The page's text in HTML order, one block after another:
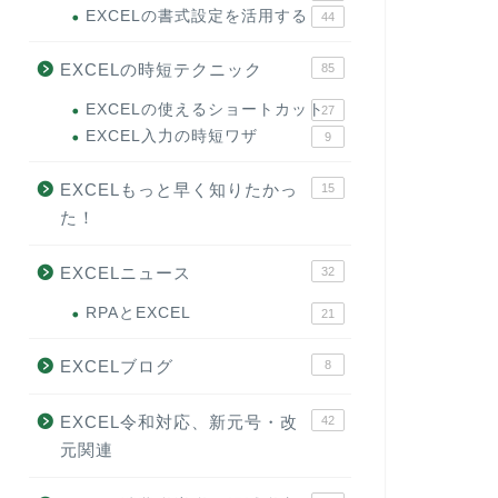
EXCELの書式設定を活用する 44
EXCELの時短テクニック 85
EXCELの使えるショートカット27
EXCEL入力の時短ワザ 9
EXCELもっと早く知りたかっ
た！
15
EXCELニュース 32
RPAとEXCEL 21
EXCELブログ 8
EXCEL令和対応、新元号・改
元関連
42